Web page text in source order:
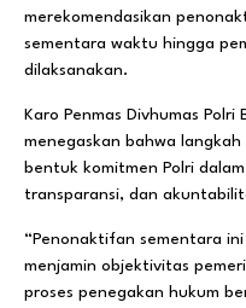
merekomendasikan
sementara waktu hingga
dilaksanakan.
Karo Penmas Divhumas
menegaskan bahwa
bentuk komitmen Polri
transparansi, dan
“Penonaktifan sementara
menjamin objektivitas
proses penegakan hukum